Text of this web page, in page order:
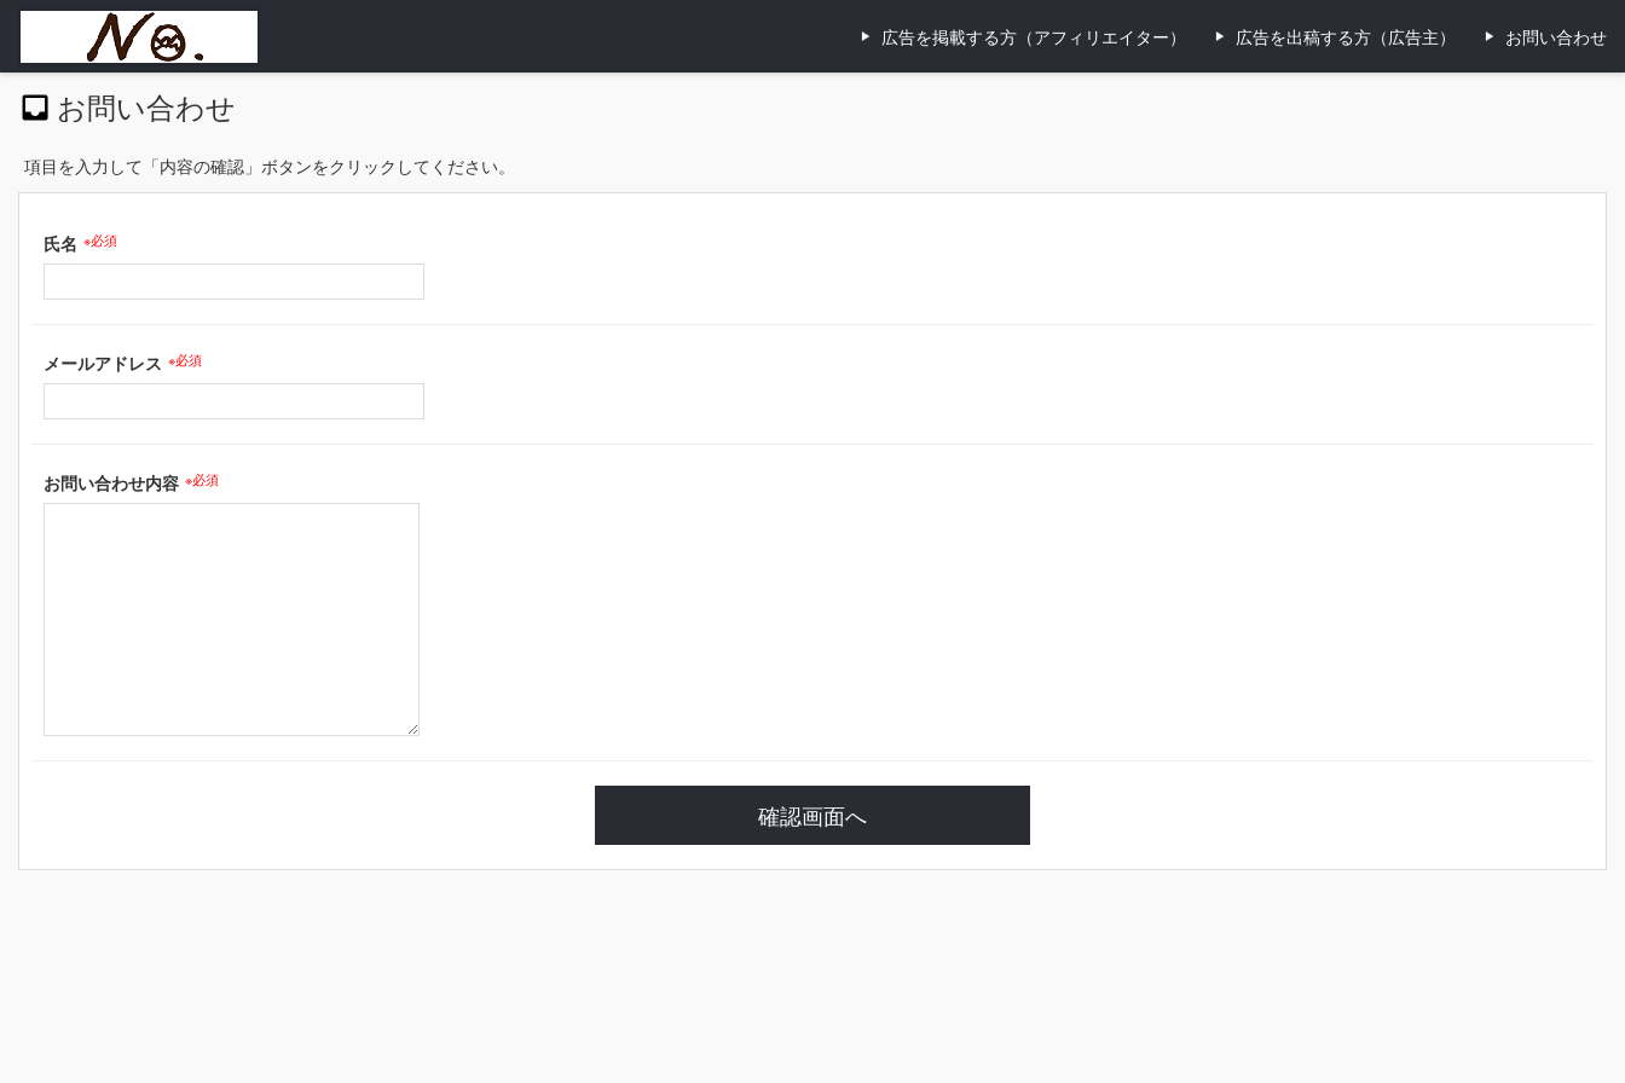
広告を掲載する方（アフィリエイター） 広告を出稿する方（広告主） お問い合わせ
お問い合わせ
項目を入力して「内容の確認」ボタンをクリックしてください。
氏名 ※必須
メールアドレス ※必須
お問い合わせ内容 ※必須